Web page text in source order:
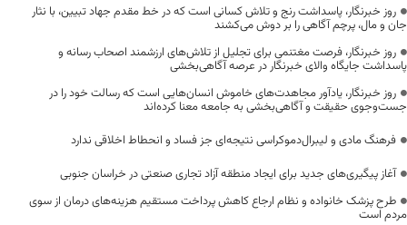
روز خبرنگار، پاسداشت رنج و تلاش کسانی است که در خط مقدم جهاد تبیین، با نثار
جان و مال، پرچم آگاهی را بر دوش می‌کشند
روز خبرنگار، فرصت مغتنمی برای تجلیل از تلاش‌های ارزشمند اصحاب رسانه و
پاسداشت جایگاه والای خبرنگار در عرصه آگاهی‌بخشی
روز خبرنگار، یادآور مجاهدت‌های خاموش انسان‌هایی است که رسالت خود را در
جست‌وجوی حقیقت و آگاهی‌بخشی به جامعه معنا کرده‌اند
فرهنگ مادی و لیبرال‌دموکراسی نتیجه‌ای جز فساد و انحطاط اخلاقی ندارد
آغاز پیگیری‌های جدید برای ایجاد منطقه آزاد تجاری صنعتی در خراسان جنوبی
طرح پزشک خانواده و نظام ارجاع کاهش پرداخت مستقیم هزینه‌های درمان از سوی
مردم است